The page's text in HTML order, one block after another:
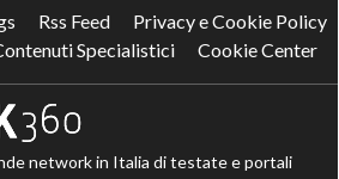
Rss Feed
Privacy e Cookie Policy
Specialistici
Cookie Center
network in Italia di testate e portali